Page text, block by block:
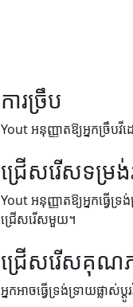
ការច្រឹប
Yout អនុញ្ញាតឱ្យអ្នកច្រឹបវី
ជ្រើសរើសទម្រ
Yout អនុញ្ញាតឱ្យអ្នកធ្វើទ្
ជ្រើសរើសមួយ។
ជ្រើសរើសគុណ
អ្នកអាចធ្វើទ្រង់ទ្រាយផ្ល